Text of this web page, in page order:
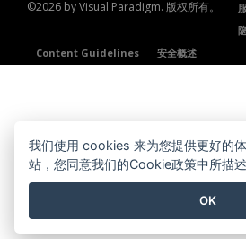
©2026 by Visual Paradigm. 版权所有。
Content Guidelines
安全概述
我们使用 cookies 来为您提供更好的
站，您同意我们的Cookie政策中所描
OK